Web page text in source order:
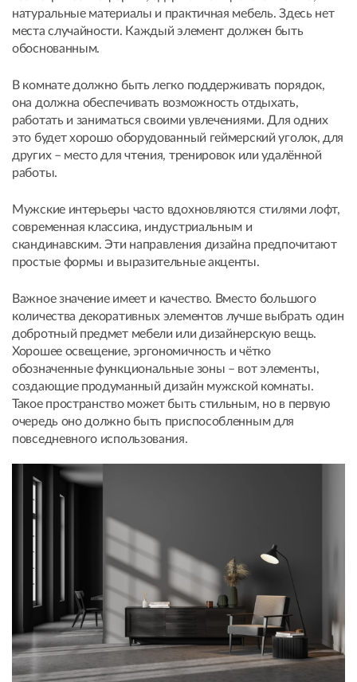
натуральные материалы и практичная мебель. Здесь нет
места случайности. Каждый элемент должен быть
обоснованным.
В комнате должно быть легко поддерживать порядок,
она должна обеспечивать возможность отдыхать,
работать и заниматься своими увлечениями. Для одних
это будет хорошо оборудованный геймерский уголок, для
других – место для чтения, тренировок или удалённой
работы.
Мужские интерьеры часто вдохновляются стилями лофт,
современная классика, индустриальным и
скандинавским. Эти направления дизайна предпочитают
простые формы и выразительные акценты.
Важное значение имеет и качество. Вместо большого
количества декоративных элементов лучше выбрать один
добротный предмет мебели или дизайнерскую вещь.
Хорошее освещение, эргономичность и чётко
обозначенные функциональные зоны – вот элементы,
создающие продуманный дизайн мужской комнаты.
Такое пространство может быть стильным, но в первую
очередь оно должно быть приспособленным для
повседневного использования.